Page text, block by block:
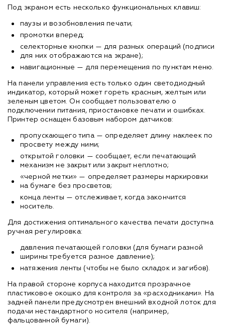
Под экраном есть несколько функциональных клавиш:
паузы и возобновления печати;
промотки вперед;
селекторные кнопки — для разных операций (подписи
для них отображаются на экране);
навигационные — для перемещения по пунктам меню.
На панели управления есть только один светодиодный
индикатор, который может гореть красным, желтым или
зеленым цветом. Он сообщает пользователю о
подключении питания, приостановке печати и ошибках.
Принтер оснащен базовым набором датчиков:
пропускающего типа — определяет длину наклеек по
просвету между ними;
открытой головки — сообщает, если печатающий
механизм не закрыт или закрыт неплотно;
«черной метки» — определяет размеры маркировки
на бумаге без просветов;
конца ленты — отслеживает, когда закончится
носитель.
Для достижения оптимального качества печати доступна
ручная регулировка:
давления печатающей головки (для бумаги разной
ширины требуется разное давление);
натяжения ленты (чтобы не было складок и загибов).
На правой стороне корпуса находится прозрачное
пластиковое окошко для контроля за «расходниками». На
задней панели предусмотрен внешний входной лоток для
подачи нестандартного носителя (например,
фальцованной бумаги).